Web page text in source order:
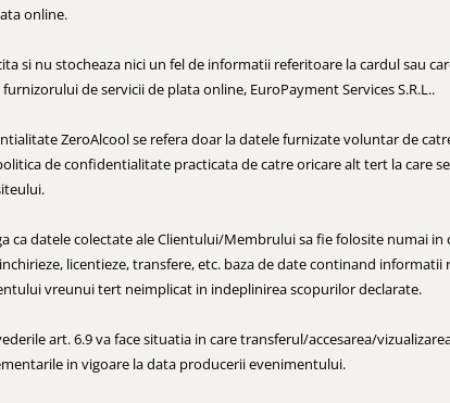
online.
si nu stocheaza nici un fel de informatii referitoare la cardul sau
de servicii de plata online, EuroPayment Services S.R.L..
ZeroAlcool se refera doar la datele furnizate voluntar de
de confidentialitate practicata de catre oricare alt tert la care
ca datele colectate ale Clientului/Membrului sa fie folosite numai
licentieze, transfere, etc. baza de date continand
vreunui tert neimplicat in indeplinirea scopurilor declarate.
art. 6.9 va face situatia in care transferul/accesarea/
in vigoare la data producerii evenimentului.